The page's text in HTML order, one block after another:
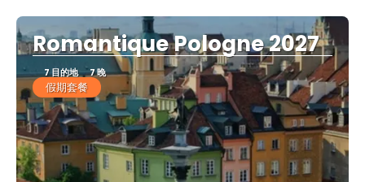
Romantique Pologne 2027
7 目的地 7 晚
假期套餐